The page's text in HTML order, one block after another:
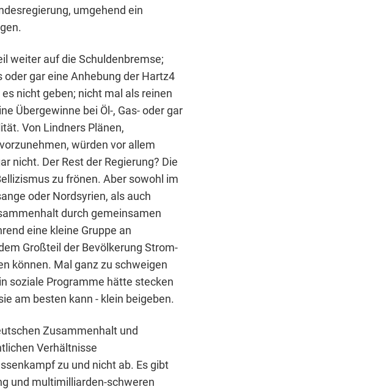
umgehend ein
weiter auf die Schuldenbremse;
gar eine Anhebung der Hartz4
nicht geben; nicht mal als reinen
Übergewinne bei Öl-, Gas- oder gar
Von Lindners Plänen,
würden vor allem
nicht. Der Rest der Regierung? Die
zu frönen. Aber sowohl im
oder Nordsyrien, als auch
durch gemeinsamen
eine kleine Gruppe an
Großteil der Bevölkerung Strom-
können. Mal ganz zu schweigen
soziale Programme hätte stecken
am besten kann - klein beigeben.
Zusammenhalt und
Verhältnisse
zu und nicht ab. Es gibt
und multimilliarden-schweren